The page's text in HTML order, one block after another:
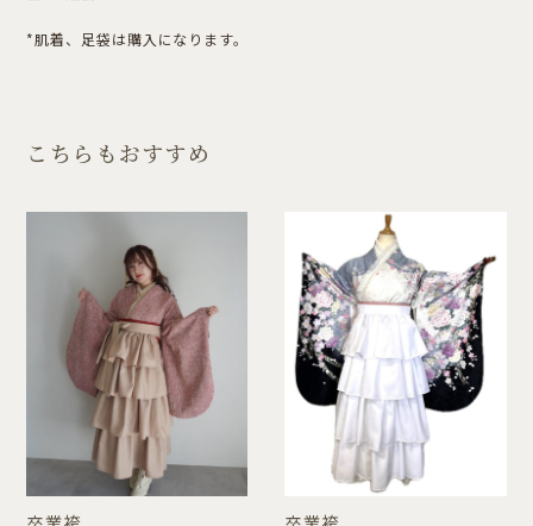
*肌着、足袋は購入になります。
こちらもおすすめ